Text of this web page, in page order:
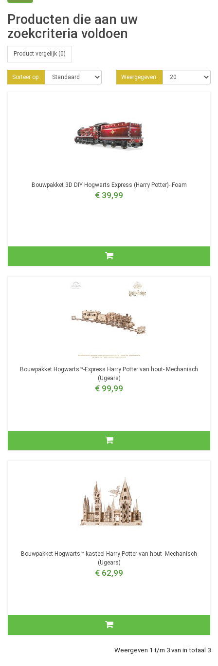
Producten die aan uw
zoekcriteria voldoen
Product vergelijk (0)
Sorteer op: Weergegeven:
Bouwpakket 3D DIY Hogwarts Express (Harry Potter)- Foam
€ 39,99
Bouwpakket Hogwarts™-Express Harry Potter van hout- Mechanisch
(Ugears)
€ 99,99
Bouwpakket Hogwarts™-kasteel Harry Potter van hout- Mechanisch
(Ugears)
€ 62,99
Weergeven 1 t/m 3 van in totaal 3